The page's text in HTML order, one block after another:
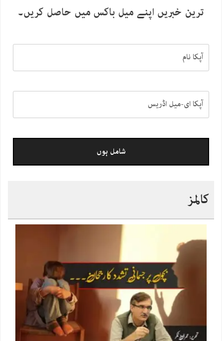
ترین خبریں اپنے میل باکس میں حاصل کریں۔
کالمز